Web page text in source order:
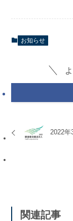
お知らせ
2022年
関連記事